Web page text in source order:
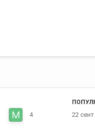
4 22 сент